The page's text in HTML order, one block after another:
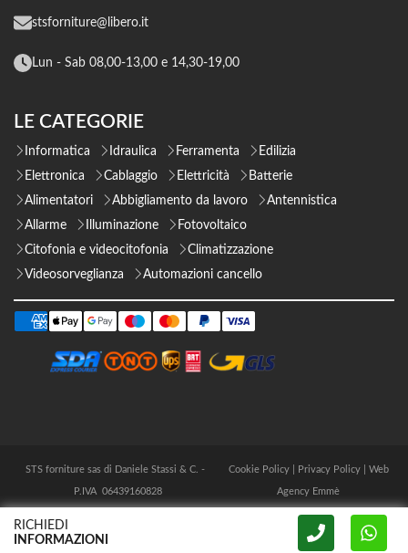
stsforniture@libero.it
Lun - Sab 08,00-13,00 e 14,30-19,00
LE CATEGORIE
Informatica Idraulica Ferramenta
Edilizia
Elettronica
Cablaggio Elettricità
Batterie
Alimentatori
Abbigliamento da lavoro
Antennistica
Allarme
Illuminazione
Fotovoltaico
Citofonia e videocitofonia
Climatizzazione
Videosorveglianza
Automazioni cancello
STS forniture sas di Daniele Stassi & C. -
P.IVA 06439160828
Cookie Policy| Privacy Policy| Web
Agency Emmè
RICHIEDI
INFORMAZIONI